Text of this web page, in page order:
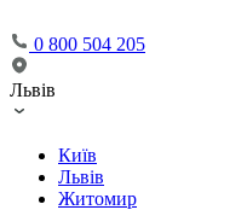
0 800 504 205
Львів
Київ
Львів
Житомир